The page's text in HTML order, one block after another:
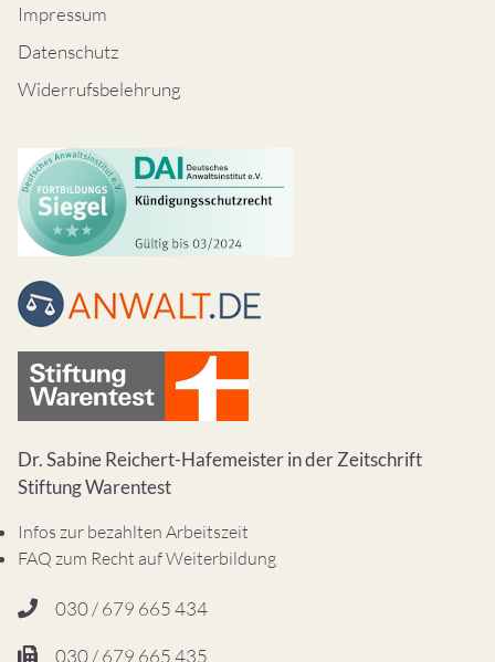
Impressum
Datenschutz
Widerrufsbelehrung
Dr. Sabine Reichert-Hafemeister in der Zeitschrift
Stiftung Warentest
Infos zur bezahlten Arbeitszeit
FAQ zum Recht auf Weiterbildung
030 / 679 665 434
030 / 679 665 435